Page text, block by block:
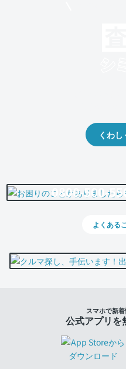
くわ
0800-500-
よくある
スマホで新
公式アプリを